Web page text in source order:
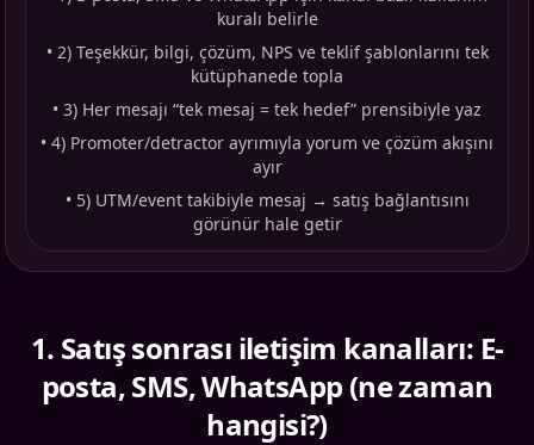
kuralı belirle
• 2) Teşekkür, bilgi, çözüm, NPS ve teklif şablonlarını tek
kütüphanede topla
• 3) Her mesajı “tek mesaj = tek hedef” prensibiyle yaz
• 4) Promoter/detractor ayrımıyla yorum ve çözüm akışını
ayır
• 5) UTM/event takibiyle mesaj → satış bağlantısını
görünür hale getir
1. Satış sonrası iletişim kanalları: E-
posta, SMS, WhatsApp (ne zaman
hangisi?)